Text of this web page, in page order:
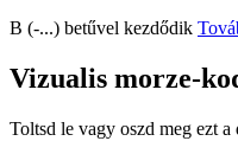
B (-...) betűvel kezdődik
Vizualis morze-
Toltsd le vagy oszd meg ezt a